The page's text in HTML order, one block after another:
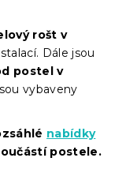
rošt v
Dále jsou
postel v
vybaveny
nabídky
postele.